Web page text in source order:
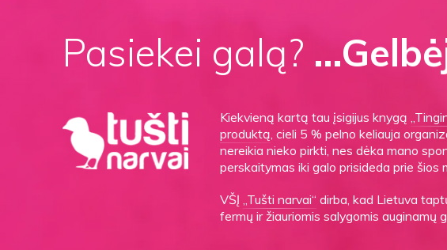
Pasiekei galą?
Kiekvieną kartą tau įsigijus knygą
produktą , cieli 5 % pelno keliauja
nereikia nieko pirkti, nes dėka mano
perskaitymas iki galo prisideda prie šios
VŠĮ „Tušti narvai“ dirba, kad Lietuva
fermų ir žiauriomis salygomis auginamų